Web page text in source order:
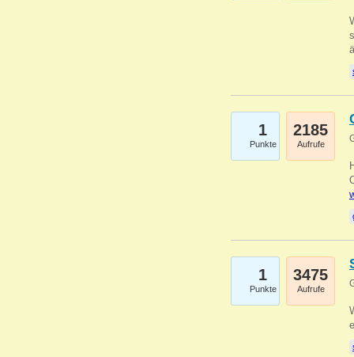
1
Punkte
2185
Aufrufe
1
Punkte
3475
Aufrufe